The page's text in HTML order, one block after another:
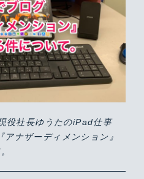
役社長ゆうたのiPad仕事
ナザーディメンション』